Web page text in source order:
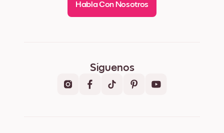
Habla Con Nosotros
Síguenos